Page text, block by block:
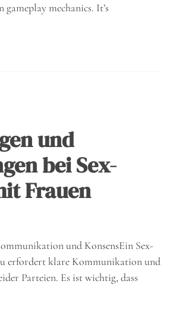
mechanics. It’s
und
bei Sex-
Frauen
und KonsensEin Sex-
erfordert klare Kommunikation und
Parteien. Es ist wichtig, dass